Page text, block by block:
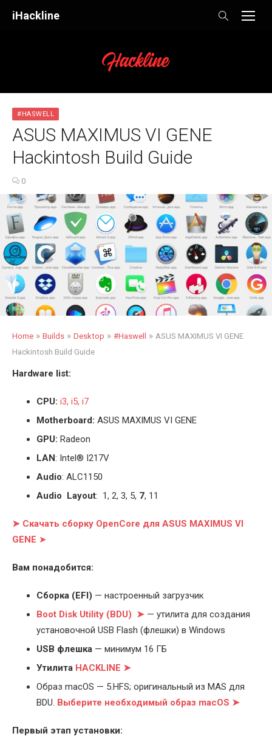
iHackline
#HASWELL
ASUS MAXIMUS VI GENE
Hackintosh Build Guide
0
Home » Builds » Desktop » #Haswell » ASUS MAXIMUS VI GENE
Hackintosh Build Guide
Hardware list:
CPU: i3, i5, i7
Motherboard: ASUS MAXIMUS VI GENE
GPU: Radeon
LAN: Intel® I217V
Audio: ALC1150
Audio Layout: 1, 2, 3, 5, 7, 11
➤ Скачать сборку OpenCore для ASUS MAXIMUS VI
GENE ➤
Вам понадобится:
Cборка (EFI) — настроенный загрузчик
Boot Disk Utility (BDU) ➤ — утилита для создания
установочной USB Flash (флешки) в Windows
USB флешка — минимум 16 ГБ
Утилита HACKLINE ➤
Образ macOS — 5.HFS; оригинальный из MAS для
BDU. Выберите необходимый образ macOS ➤
Первый этап установки: